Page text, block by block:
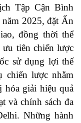
Tập Cận Bình
2025, đặt Ấn
đồng thời thể
tiên chiến lược
sử dụng lợi thế
chiến lược nhằm
giải hiệu quả
và chính sách đa
Những hành